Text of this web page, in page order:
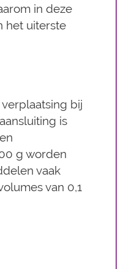
in deze
het uiterste
bij
is
g worden
vaak
van 0,1